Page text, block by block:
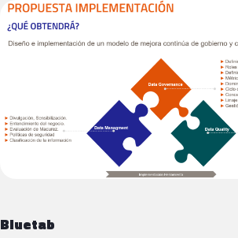
Bluetab